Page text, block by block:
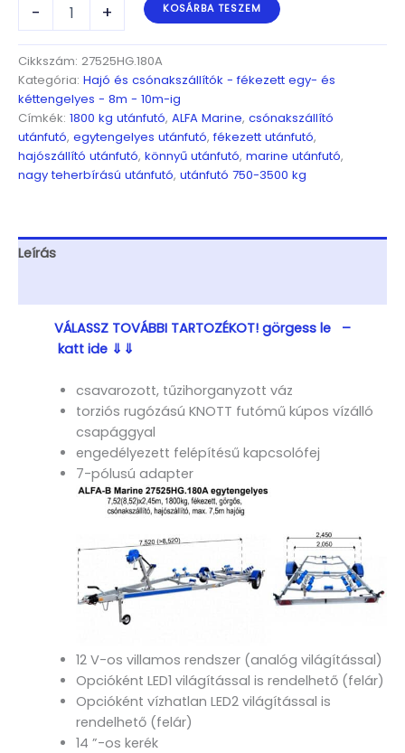
-
27525HG.180A*
Egytengelyes,
7,52(8,52)x2,45m,
1800kg,
fékezett,
görgős,
csónakszállító,
hajószállító,
hajóig
mennyiség
+ KOSÁRBA TESZEM
Cikkszám: 27525HG.180A
Kategória: Hajó és csónakszállítók - fékezett egy- és
kéttengelyes - 8m - 10m-ig
Címkék: 1800 kg utánfutó, ALFA Marine, csónakszállító
utánfutó, egytengelyes utánfutó,fékezett utánfutó,
hajószállító utánfutó, könnyű utánfutó, marine utánfutó,
nagy teherbírású utánfutó, utánfutó 750-3500 kg
Leírás
VÁLASSZ TOVÁBBI TARTOZÉKOT! görgess le –
katt ide ⇓⇓
csavarozott, tűzihorganyzott váz
torziós rugózású KNOTT futómű kúpos vízálló
csapággyal
engedélyezett felépítésű kapcsolófej
7-pólusú adapter
12 V-os villamos rendszer (analóg világítással)
Opcióként LED1 világítással is rendelhető (felár)
Opcióként vízhatlan LED2 világítással is
rendelhető (felár)
14 ”-os kerék